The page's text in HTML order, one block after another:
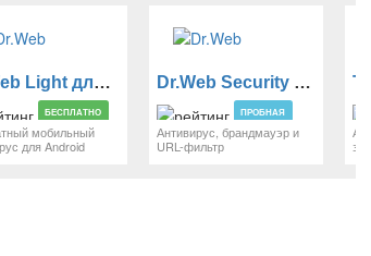
Dr.Web Light для Android
БЕСПЛАТНО
мобильный
для Android
Dr.Web Security Space для Android
ПРОБНАЯ
Антивирус, брандмауэр и
URL-фильтр